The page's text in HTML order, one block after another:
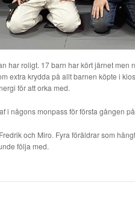
har roligt. 17 barn har kört järnet men
extra krydda på allt barnen köpte i
för att orka med.
i någons monpass för första gången
och Miro. Fyra föräldrar som
följa med.